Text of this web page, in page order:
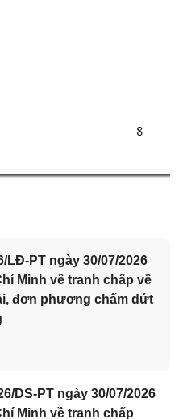
8
LĐ-PT ngày 30/07/2026
Minh về tranh chấp về
đơn phương chấm dứt
DS-PT ngày 30/07/2026
Minh về tranh chấp